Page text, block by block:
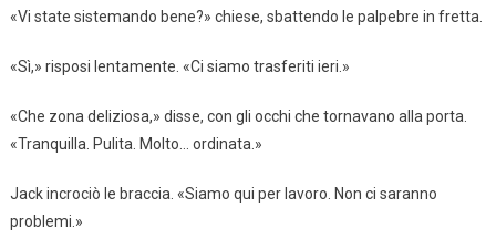
«Vi state sistemando bene?» chiese, sbattendo le palpebre in fretta.
«Sì,» risposi lentamente. «Ci siamo trasferiti ieri.»
«Che zona deliziosa,» disse, con gli occhi che tornavano alla porta.
«Tranquilla. Pulita. Molto… ordinata.»
Jack incrociò le braccia. «Siamo qui per lavoro. Non ci saranno
problemi.»